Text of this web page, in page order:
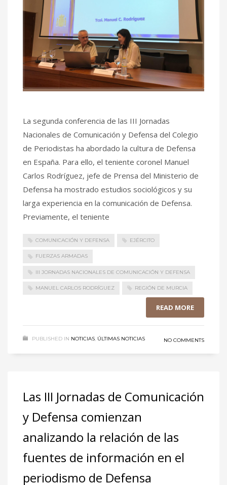
La segunda conferencia de las III Jornadas
Nacionales de Comunicación y Defensa del Colegio
de Periodistas ha abordado la cultura de Defensa
en España. Para ello, el teniente coronel Manuel
Carlos Rodríguez, jefe de Prensa del Ministerio de
Defensa ha mostrado estudios sociológicos y su
larga experiencia en la comunicación de Defensa.
Previamente, el teniente
COMUNICACIÓN Y DEFENSA EJÉRCITO
FUERZAS ARMADAS
III JORNADAS NACIONALES DE COMUNICACIÓN Y DEFENSA
MANUEL CARLOS RODRÍGUEZ REGIÓN DE MURCIA
READ MORE
PUBLISHED IN NOTICIAS, ÚLTIMAS NOTICIAS NO COMMENTS
Las III Jornadas de Comunicación
y Defensa comienzan
analizando la relación de las
fuentes de información en el
periodismo de Defensa